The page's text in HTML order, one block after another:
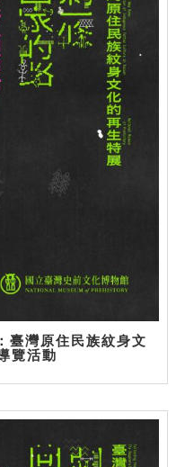
臺灣原住民族紋身文
覽活動